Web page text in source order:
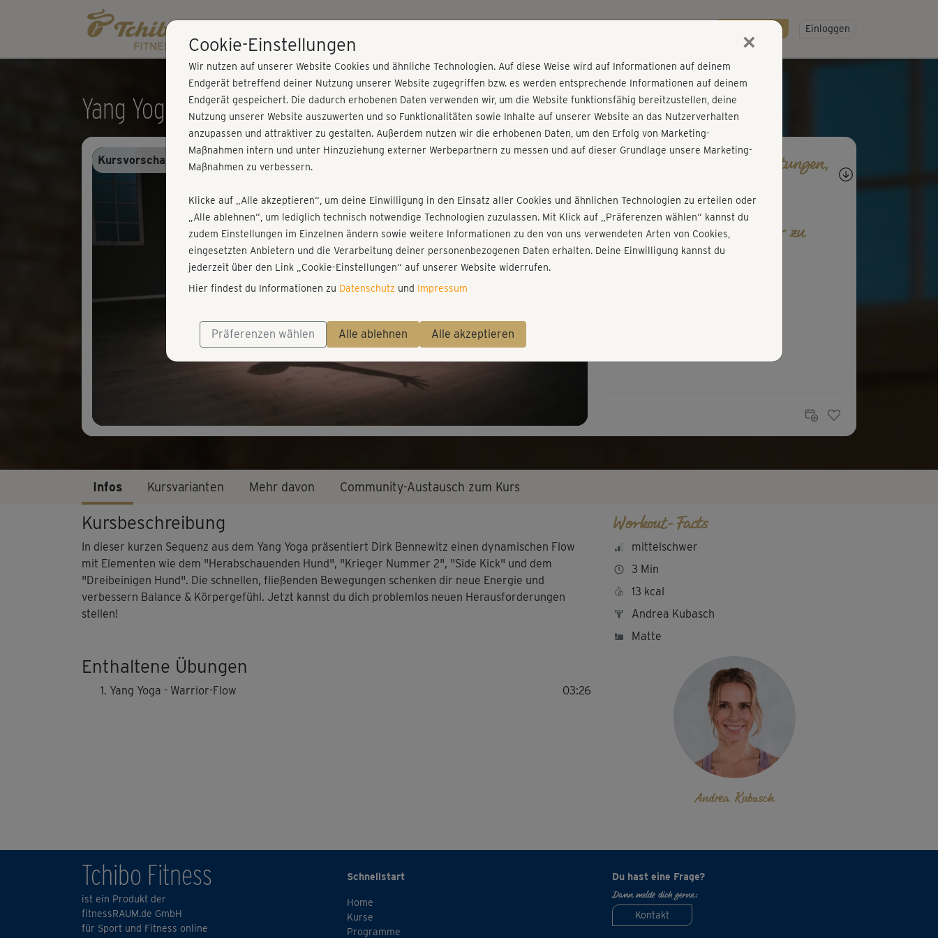
Gratis testen! Einloggen
Yang Yoga - Warrior-Flow
Play
Video
Kursvorschau - Anmelden und alles trainieren!
Fragen, Antworten, Bewertungen,
Gib den ersten Kommentar zu
diesem Kurs ab!
Infos Kursvarianten Mehr davon Community-Austausch zum Kurs
Kursbeschreibung
In dieser kurzen Sequenz aus dem Yang Yoga präsentiert Dirk Bennewitz einen dynamischen Flow
mit Elementen wie dem "Herabschauenden Hund", "Krieger Nummer 2", "Side Kick" und dem
"Dreibeinigen Hund". Die schnellen, fließenden Bewegungen schenken dir neue Energie und
verbessern Balance & Körpergefühl. Jetzt kannst du dich problemlos neuen Herausforderungen
stellen!
Enthaltene Übungen
Yang Yoga - Warrior-Flow 03:26
Workout-Facts
mittelschwer
3 Min
13 kcal
Andrea Kubasch
Matte
Andrea Kubasch
Tchibo Fitness
ist ein Produkt der
fitnessRAUM.de GmbH
für Sport und Fitness online
Schnellstart
Home
Kurse
Programme
Du hast eine Frage?
Dann melde dich gerne:
Kontakt
Cookie-Einstellungen ×
Wir nutzen auf unserer Website Cookies und ähnliche Technologien. Auf diese Weise wird auf Informationen auf deinem
Endgerät betreffend deiner Nutzung unserer Website zugegriffen bzw. es werden entsprechende Informationen auf deinem
Endgerät gespeichert. Die dadurch erhobenen Daten verwenden wir, um die Website funktionsfähig bereitzustellen, deine
Nutzung unserer Website auszuwerten und so Funktionalitäten sowie Inhalte auf unserer Website an das Nutzerverhalten
anzupassen und attraktiver zu gestalten. Außerdem nutzen wir die erhobenen Daten, um den Erfolg von Marketing-
Maßnahmen intern und unter Hinzuziehung externer Werbepartnern zu messen und auf dieser Grundlage unsere Marketing-
Maßnahmen zu verbessern.
Klicke auf „Alle akzeptieren“, um deine Einwilligung in den Einsatz aller Cookies und ähnlichen Technologien zu erteilen oder
„Alle ablehnen“, um lediglich technisch notwendige Technologien zuzulassen. Mit Klick auf „Präferenzen wählen“ kannst du
zudem Einstellungen im Einzelnen ändern sowie weitere Informationen zu den von uns verwendeten Arten von Cookies,
eingesetzten Anbietern und die Verarbeitung deiner personenbezogenen Daten erhalten. Deine Einwilligung kannst du
jederzeit über den Link „Cookie-Einstellungen“ auf unserer Website widerrufen.
Hier findest du Informationen zu Datenschutz und Impressum
Präferenzen wählen Alle ablehnen Alle akzeptieren